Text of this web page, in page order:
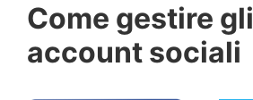
Come gestire gli
account sociali